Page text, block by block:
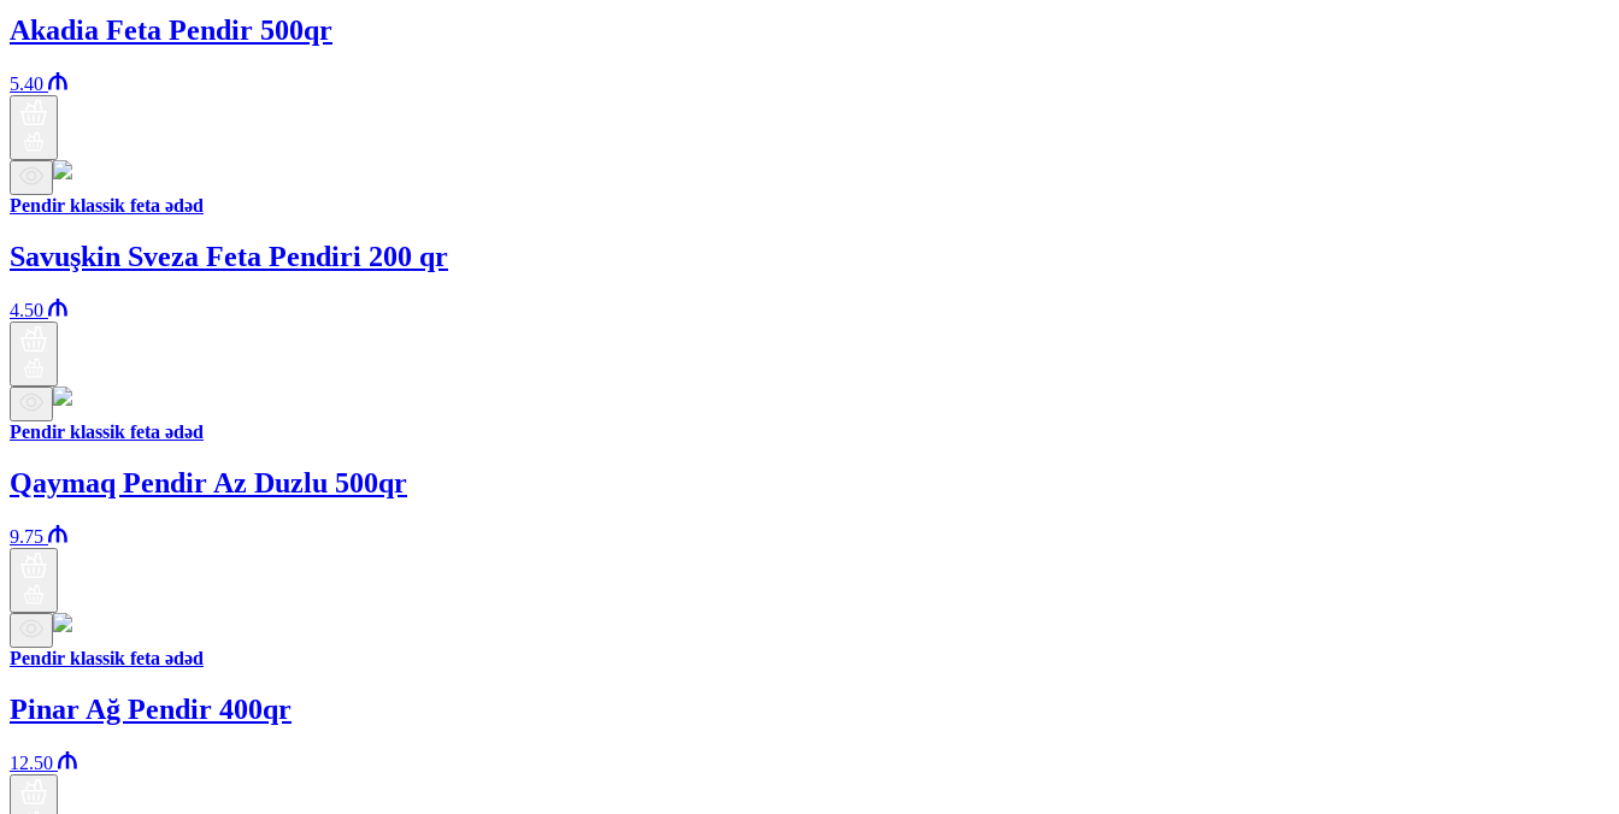
Akadia Feta Pendir 500qr
5.40
Pendir klassik feta ədəd
Savuşkin Sveza Feta Pendiri 200 qr
4.50
Pendir klassik feta ədəd
Qaymaq Pendir Az Duzlu 500qr
9.75
Pendir klassik feta ədəd
Pinar Ağ Pendir 400qr
12.50